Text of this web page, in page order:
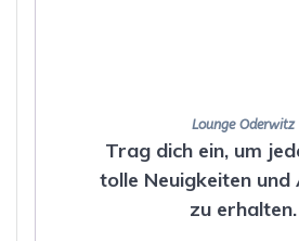
Lounge Oderwitz
Trag dich ein, um
tolle Neuigkeiten und
zu erhalten.